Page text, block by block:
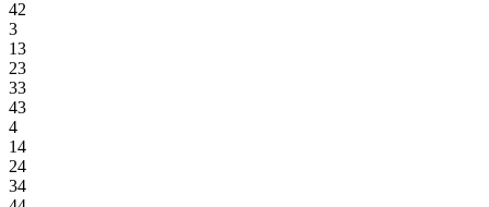
42
3
13
23
33
43
4
14
24
34